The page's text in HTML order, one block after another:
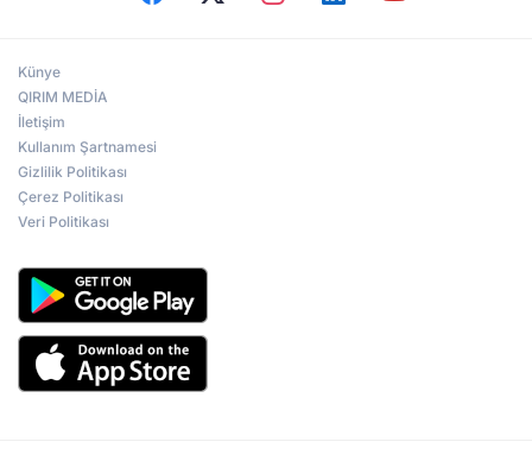
Künye
QIRIM MEDİA
İletişim
Kullanım Şartnamesi
Gizlilik Politikası
Çerez Politikası
Veri Politikası